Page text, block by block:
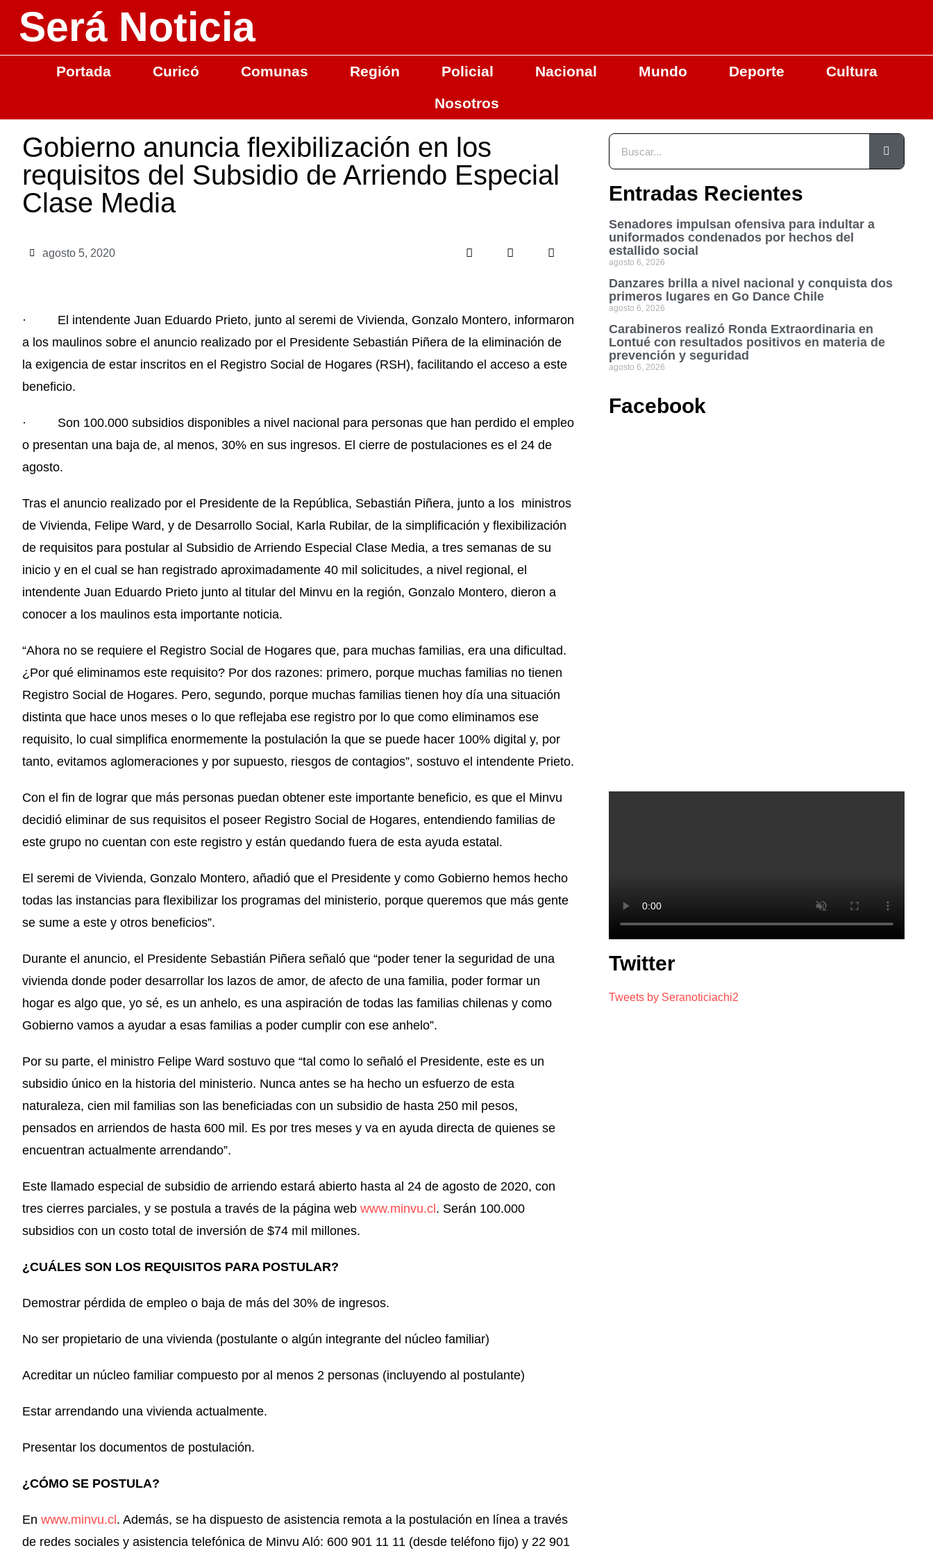
Será Noticia
Portada Curicó Comunas Región Policial Nacional Mundo Deporte
Cultura
Nosotros
Gobierno anuncia flexibilización en los
requisitos del Subsidio de Arriendo Especial
Clase Media
agosto 5, 2020
· El intendente Juan Eduardo Prieto, junto al seremi de Vivienda, Gonzalo Montero, informaron
a los maulinos sobre el anuncio realizado por el Presidente Sebastián Piñera de la eliminación de
la exigencia de estar inscritos en el Registro Social de Hogares (RSH), facilitando el acceso a este
beneficio.
· Son 100.000 subsidios disponibles a nivel nacional para personas que han perdido el empleo
o presentan una baja de, al menos, 30% en sus ingresos. El cierre de postulaciones es el 24 de
agosto.
Tras el anuncio realizado por el Presidente de la República, Sebastián Piñera, junto a los ministros
de Vivienda, Felipe Ward, y de Desarrollo Social, Karla Rubilar, de la simplificación y flexibilización
de requisitos para postular al Subsidio de Arriendo Especial Clase Media, a tres semanas de su
inicio y en el cual se han registrado aproximadamente 40 mil solicitudes, a nivel regional, el
intendente Juan Eduardo Prieto junto al titular del Minvu en la región, Gonzalo Montero, dieron a
conocer a los maulinos esta importante noticia.
“Ahora no se requiere el Registro Social de Hogares que, para muchas familias, era una dificultad.
¿Por qué eliminamos este requisito? Por dos razones: primero, porque muchas familias no tienen
Registro Social de Hogares. Pero, segundo, porque muchas familias tienen hoy día una situación
distinta que hace unos meses o lo que reflejaba ese registro por lo que como eliminamos ese
requisito, lo cual simplifica enormemente la postulación la que se puede hacer 100% digital y, por
tanto, evitamos aglomeraciones y por supuesto, riesgos de contagios”, sostuvo el intendente Prieto.
Con el fin de lograr que más personas puedan obtener este importante beneficio, es que el Minvu
decidió eliminar de sus requisitos el poseer Registro Social de Hogares, entendiendo familias de
este grupo no cuentan con este registro y están quedando fuera de esta ayuda estatal.
El seremi de Vivienda, Gonzalo Montero, añadió que el Presidente y como Gobierno hemos hecho
todas las instancias para flexibilizar los programas del ministerio, porque queremos que más gente
se sume a este y otros beneficios”.
Durante el anuncio, el Presidente Sebastián Piñera señaló que “poder tener la seguridad de una
vivienda donde poder desarrollar los lazos de amor, de afecto de una familia, poder formar un
hogar es algo que, yo sé, es un anhelo, es una aspiración de todas las familias chilenas y como
Gobierno vamos a ayudar a esas familias a poder cumplir con ese anhelo”.
Por su parte, el ministro Felipe Ward sostuvo que “tal como lo señaló el Presidente, este es un
subsidio único en la historia del ministerio. Nunca antes se ha hecho un esfuerzo de esta
naturaleza, cien mil familias son las beneficiadas con un subsidio de hasta 250 mil pesos,
pensados en arriendos de hasta 600 mil. Es por tres meses y va en ayuda directa de quienes se
encuentran actualmente arrendando”.
Este llamado especial de subsidio de arriendo estará abierto hasta al 24 de agosto de 2020, con
tres cierres parciales, y se postula a través de la página web www.minvu.cl . Serán 100.000
subsidios con un costo total de inversión de $74 mil millones.
¿CUÁLES SON LOS REQUISITOS PARA POSTULAR?
Demostrar pérdida de empleo o baja de más del 30% de ingresos.
No ser propietario de una vivienda (postulante o algún integrante del núcleo familiar)
Acreditar un núcleo familiar compuesto por al menos 2 personas (incluyendo al postulante)
Estar arrendando una vivienda actualmente.
Presentar los documentos de postulación.
¿CÓMO SE POSTULA?
En www.minvu.cl . Además, se ha dispuesto de asistencia remota a la postulación en línea a través
de redes sociales y asistencia telefónica de Minvu Aló: 600 901 11 11 (desde teléfono fijo) y 22 901
Entradas Recientes
Senadores impulsan ofensiva para indultar a
uniformados condenados por hechos del
estallido social
agosto 6, 2026
Danzares brilla a nivel nacional y conquista dos
primeros lugares en Go Dance Chile
agosto 6, 2026
Carabineros realizó Ronda Extraordinaria en
Lontué con resultados positivos en materia de
prevención y seguridad
agosto 6, 2026
Facebook
Twitter
Tweets by Seranoticiachi2